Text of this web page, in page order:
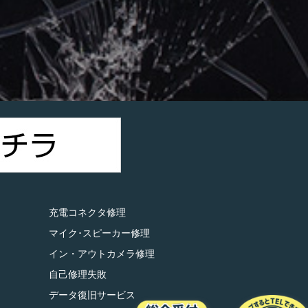
充電コネクタ修理
マイク･スピーカー修理
イン・アウトカメラ修理
自己修理失敗
データ復旧サービス